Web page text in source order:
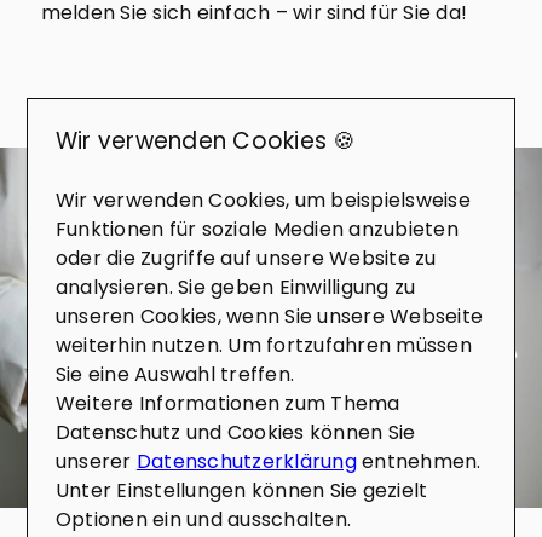
melden Sie sich einfach – wir sind für Sie da!
Wie dürfen wir Sie unterstützen?
Gerne beraten wir Sie zu Ihren Möglichkeiten
rund um den Kauf, Verkauf und Bewertung von
Immobilien. Sprechen Sie uns einfach an, wir
freuen uns darauf, Sie kennenzulernen.
Erfahrenes Team, das genau zuhört
und Ihre Vision versteht
Breites Netzwerk und Insider-
Kenntnisse für den Zugang zu
verborgenen Immobilien
Wir verwenden Cookies 🍪
Wir verwenden Cookies, um beispielsweise
Funktionen für soziale Medien anzubieten
oder die Zugriffe auf unsere Website zu
analysieren. Sie geben Einwilligung zu
unseren Cookies, wenn Sie unsere Webseite
weiterhin nutzen. Um fortzufahren müssen
Sie eine Auswahl treffen.
Weitere Informationen zum Thema
Datenschutz und Cookies können Sie
unserer Datenschutzerklärungentnehmen.
Unter Einstellungen können Sie gezielt
Optionen ein und ausschalten.